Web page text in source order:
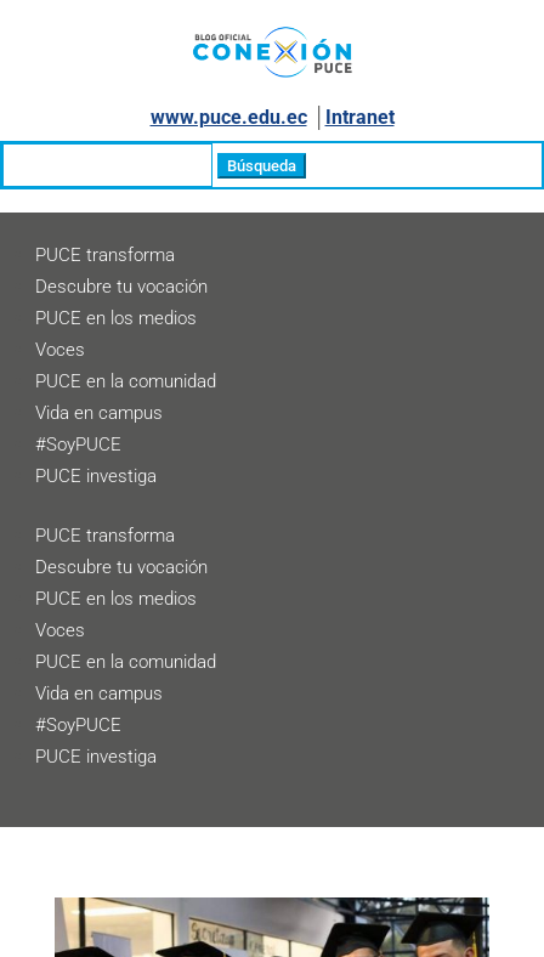
www.puce.edu.ec│ Intranet
PUCE transforma
Descubre tu vocación
PUCE en los medios
Voces
PUCE en la comunidad
Vida en campus
#SoyPUCE
PUCE investiga
PUCE transforma
Descubre tu vocación
PUCE en los medios
Voces
PUCE en la comunidad
Vida en campus
#SoyPUCE
PUCE investiga